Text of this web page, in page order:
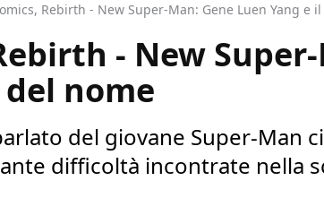
Rebirth - New Super-Man: Gene Luen Yang e
- New
nome
del giovane Super-Man
difficoltà incontrate nella